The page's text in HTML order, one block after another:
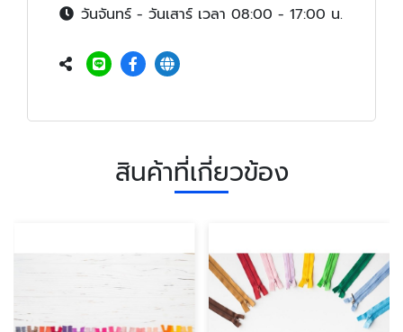
วันจันทร์ - วันเสาร์ เวลา 08:00 - 17:00 น.
สินค้าที่เกี่ยวข้อง